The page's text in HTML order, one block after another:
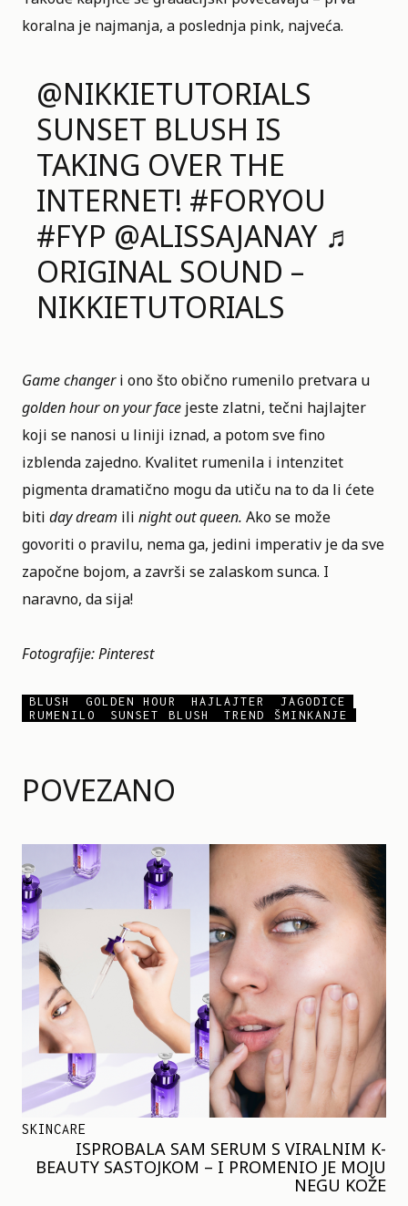
POVEZANO
SKINCARE
ISPROBALA SAM SERUM S VIRALNIM K-
BEAUTY SASTOJKOM – I PROMENIO JE MOJU
NEGU KOŽE
koralna je najmanja, a poslednja pink, najveća.
@NIKKIETUTORIALS
SUNSET BLUSH IS
TAKING OVER THE
INTERNET! #FORYOU
#FYP @ALISSAJANAY ♬
ORIGINAL SOUND –
NIKKIETUTORIALS
Game changeri ono što obično rumenilo pretvara u
golden hour on your face jeste zlatni, tečni hajlajter
koji se nanosi u liniji iznad, a potom sve fino
izblenda zajedno. Kvalitet rumenila i intenzitet
pigmenta dramatično mogu da utiču na to da li ćete
biti day dream ili night out queen. Ako se može
govoriti o pravilu, nema ga, jedini imperativ je da sve
započne bojom, a završi se zalaskom sunca. I
naravno, da sija!
Fotografije: Pinterest
BLUSH GOLDEN HOUR HAJLAJTER
JAGODICE
RUMENILO
SUNSET BLUSH TREND ŠMINKANJE